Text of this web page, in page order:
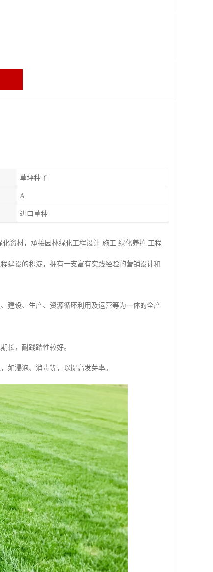
草坪种子
A
进口草种
资材，承接园林绿化工程设计.施工.绿化养护.工程
建设的积淀，拥有一支富有实践经验的营销设计和
建设、生产、资源循环利用及运营等为一体的全产
长，耐践踏性较好。
如浸泡、消毒等，以提高发芽率。